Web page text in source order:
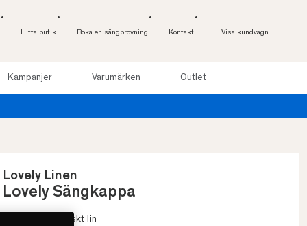
Hitta butik Boka en sängprovning Kontakt Visa kundvagn
Kampanjer Varumärken Outlet
Lovely Linen
Lovely Sängkappa
• 100% europeiskt lin